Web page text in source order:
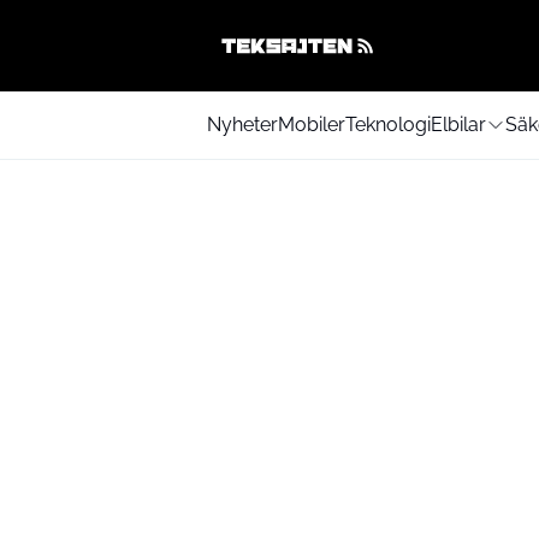
NyheterMobilerTeknologiElbilar